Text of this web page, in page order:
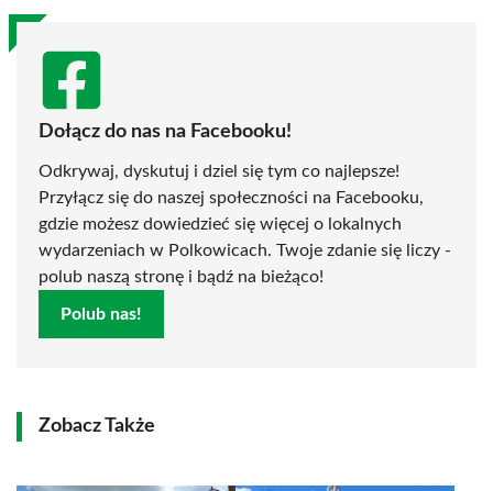
Dołącz do nas na Facebooku!
Odkrywaj, dyskutuj i dziel się tym co najlepsze!
Przyłącz się do naszej społeczności na Facebooku,
gdzie możesz dowiedzieć się więcej o lokalnych
wydarzeniach w Polkowicach. Twoje zdanie się liczy -
polub naszą stronę i bądź na bieżąco!
Polub nas!
Zobacz Także